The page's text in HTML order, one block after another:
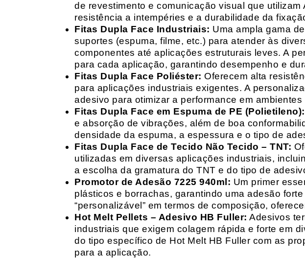
de revestimento e comunicação visual que
resistência a intempéries e a durabilidade da
Fitas Dupla Face Industriais: Uma ampla gama
suportes (espuma, filme, etc.) para atender às
componentes até aplicações estruturais leves. A
para cada aplicação, garantindo desempenho e
Fitas Dupla Face Poliéster: Oferecem alta
para aplicações industriais exigentes. A
adesivo para otimizar a performance em
Fitas Dupla Face em Espuma de PE (Polietileno):
e absorção de vibrações, além de boa
densidade da espuma, a espessura e o tipo de
Fitas Dupla Face de Tecido Não Tecido – TNT:
utilizadas em diversas aplicações industriais,
a escolha da gramatura do TNT e do tipo de
Promotor de Adesão 7225 940ml: Um primer
plásticos e borrachas, garantindo uma adesão
“personalizável” em termos de composição,
Hot Melt Pellets – Adesivo HB Fuller: Adesivos
industriais que exigem colagem rápida e forte em
do tipo específico de Hot Melt HB Fuller com as
para a aplicação.